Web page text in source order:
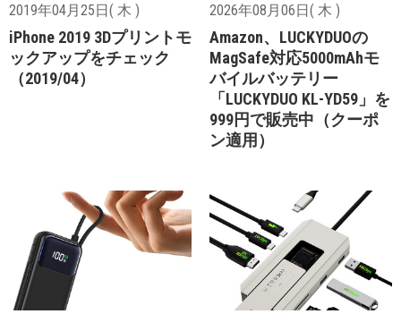
2019年04月25日( 木 )
iPhone 2019 3Dプリントモ
ックアップをチェック
（2019/04）
2026年08月06日( 木 )
Amazon、LUCKYDUOの
MagSafe対応5000mAhモ
バイルバッテリー
「LUCKYDUO KL-YD59」を
999円で販売中（クーポ
ン適用）